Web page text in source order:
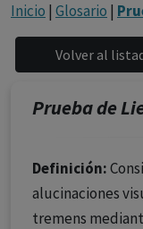
fármacos se
siendo
facultados
caso concreto, el
necesidades del
Inicio | Glosario |
Prueba de
Definición:
alucinaciones
tremens